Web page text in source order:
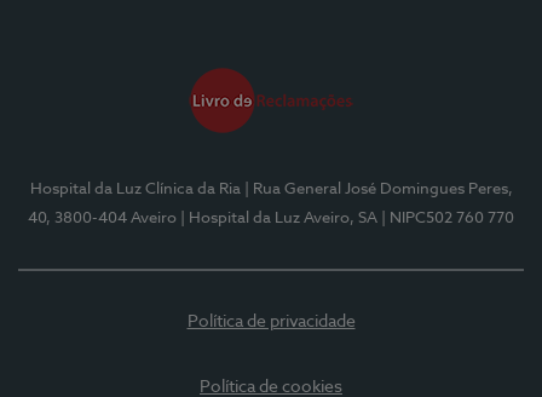
Hospital da Luz Clínica da Ria
| Rua General José Domingues Peres,
40, 3800-404 Aveiro
| Hospital da Luz Aveiro, SA | NIPC502 760 770
Política de privacidade
Política de cookies